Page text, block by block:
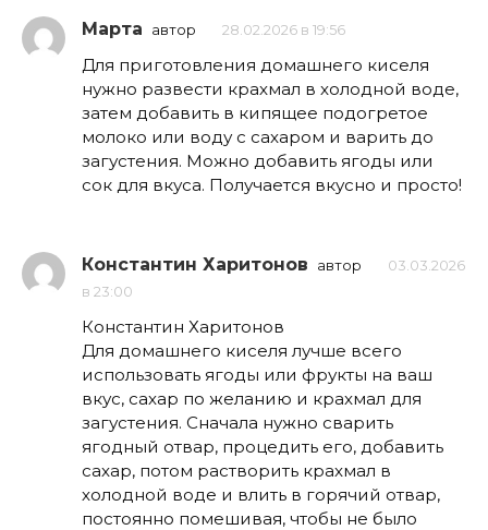
Марта автор 28.02.2026 в 19:56
Для приготовления домашнего киселя
нужно развести крахмал в холодной воде,
затем добавить в кипящее подогретое
молоко или воду с сахаром и варить до
загустения. Можно добавить ягоды или
сок для вкуса. Получается вкусно и просто!
Константин Харитонов автор
03.03.2026
в 23:00
Константин Харитонов
Для домашнего киселя лучше всего
использовать ягоды или фрукты на ваш
вкус, сахар по желанию и крахмал для
загустения. Сначала нужно сварить
ягодный отвар, процедить его, добавить
сахар, потом растворить крахмал в
холодной воде и влить в горячий отвар,
постоянно помешивая, чтобы не было